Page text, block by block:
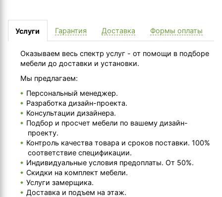
Услуги
Оказываем весь спектр услуг - от помощи в подборе
мебели до доставки и установки.
Мы предлагаем:
Персональный менеджер.
Разработка дизайн-проекта.
Консультации дизайнера.
Подбор и просчет мебели по вашему дизайн-
проекту.
Контроль качества товара и сроков поставки. 100%
соответствие спецификации.
Индивидуальные условия предоплаты. От 50%.
Скидки на комплект мебели.
Услуги замерщика.
Доставка и подъем на этаж.
Гарантия Доставка Формы оплаты